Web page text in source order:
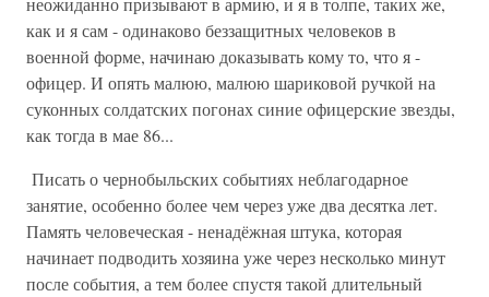
как и я сам - одинаково беззащитных человеков в
военной форме, начинаю доказывать кому то, что я -
офицер. И опять малюю, малюю шариковой ручкой на
суконных солдатских погонах синие офицерские звезды,
как тогда в мае 86...
Писать о чернобыльских событиях неблагодарное
занятие, особенно более чем через уже два десятка лет.
Память человеческая - ненадёжная штука, которая
начинает подводить хозяина уже через несколько минут
после события, а тем более спустя такой длительный